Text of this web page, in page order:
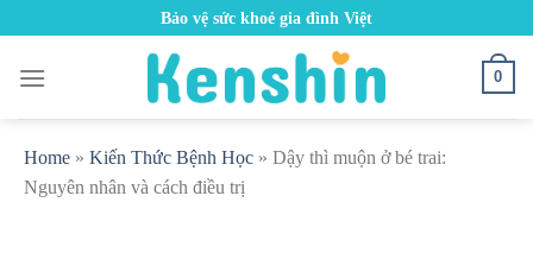
content
Bảo vệ sức khoẻ gia đình Việt
0
Home » Kiến Thức Bệnh Học » Dậy thì muộn ở bé trai:
Nguyên nhân và cách điều trị